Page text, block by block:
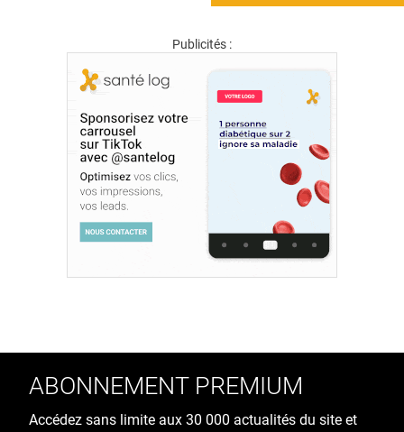
Publicités :
ABONNEMENT PREMIUM
Accédez sans limite aux 30 000 actualités du site et